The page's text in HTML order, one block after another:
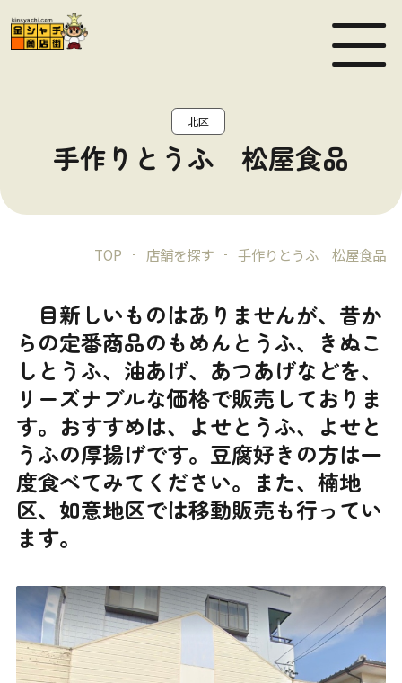
北区
手作りとうふ 松屋食品
TOP 店舗を探す 手作りとうふ 松屋食品
目新しいものはありませんが、昔か
らの定番商品のもめんとうふ、きぬこ
しとうふ、油あげ、あつあげなどを、
リーズナブルな価格で販売しておりま
す。おすすめは、よせとうふ、よせと
うふの厚揚げです。豆腐好きの方は一
度食べてみてください。また、楠地
区、如意地区では移動販売も行ってい
ます。